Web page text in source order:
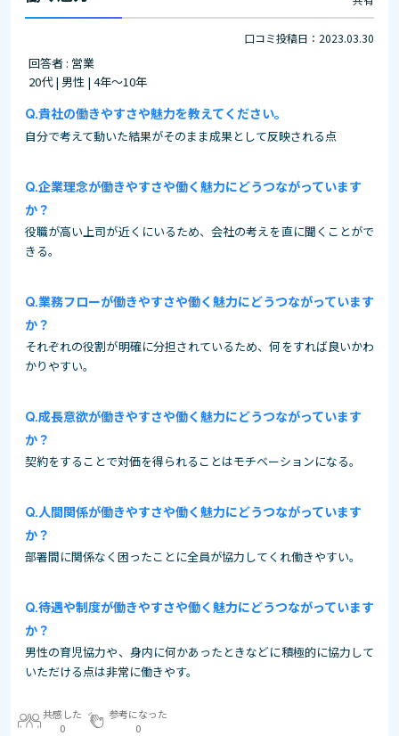
口コミ投稿日：2023.03.30
回答者 : 営業
20代 | 男性 | 4年～10年
貴社の働きやすさや魅力を教えてください。
自分で考えて動いた結果がそのまま成果として反映される点
企業理念が働きやすさや働く魅力にどうつながっています
か？
役職が高い上司が近くにいるため、会社の考えを直に聞くことがで
きる。
業務フローが働きやすさや働く魅力にどうつながっています
か？
それぞれの役割が明確に分担されているため、何をすれば良いかわ
かりやすい。
成長意欲が働きやすさや働く魅力にどうつながっています
か？
契約をすることで対価を得られることはモチベーションになる。
人間関係が働きやすさや働く魅力にどうつながっています
か？
部署間に関係なく困ったことに全員が協力してくれ働きやすい。
待遇や制度が働きやすさや働く魅力にどうつながっています
か？
男性の育児協力や、身内に何かあったときなどに積極的に協力して
いただける点は非常に働きやす。
共感した
0
参考になった
0